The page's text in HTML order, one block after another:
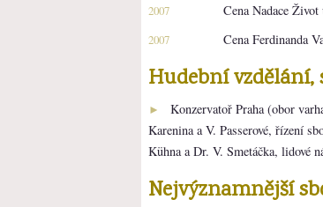
2007 Cena Nadace
2007 Cena Ferdinanda
Hudební
►
Konzervatoř Praha (obor
Karenina a V. Passerové, řízení
Kühna a Dr. V. Smetáčka, lidové
Nejvýznamnější